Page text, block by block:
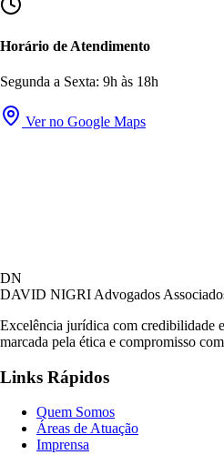
Horário de Atendimento
Segunda a Sexta: 9h às 18h
Ver no Google Maps
DN
DAVID NIGRI Advogados
Excelência jurídica com credibilidade
marcada pela ética e compromisso
Links Rápidos
Quem Somos
Áreas de Atuação
Imprensa
Online agora
Para que possamos ajudá-lo,
como deseja falar com nossa